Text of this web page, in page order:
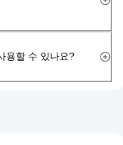
용할 수 있나요?